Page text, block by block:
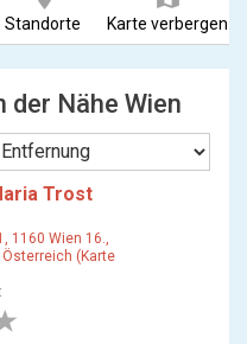
Standorte Karte verbergen
Nähe Wien
Trost
1160 Wien 16.,
(Karte